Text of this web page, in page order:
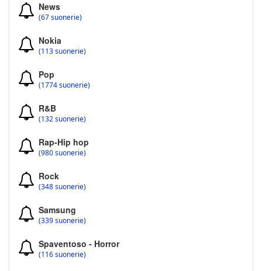
News
(67 suonerie)
Nokia
(113 suonerie)
Pop
(1774 suonerie)
R&B
(132 suonerie)
Rap-Hip hop
(980 suonerie)
Rock
(348 suonerie)
Samsung
(339 suonerie)
Spaventoso - Horror
(116 suonerie)